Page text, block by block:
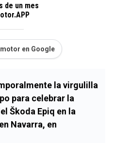
de un mes
en Google
la virgulilla
para celebrar la
Škoda Epiq en la
Navarra, en